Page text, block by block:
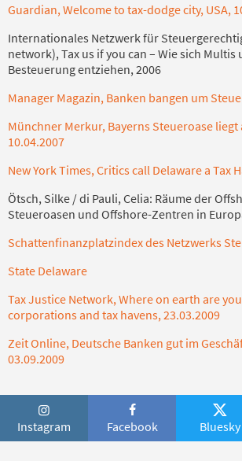
Guardian, Welcome to tax-dodge city, USA,
Internationales Netzwerk für
network), Tax us if you can – Wie sich Multis
Besteuerung entziehen, 2006
Manager Magazin, Banken bangen um
Münchner Merkur, Bayerns Steueroase liegt
10.04.2007
New York Times, Critics call Delaware a Tax
Ötsch, Silke / di Pauli, Celia: Räume der
Steueroasen und Offshore-Zentren in
Schattenfinanzplatzindex des Netzwerks
State Delaware
Tax Justice Network, Where on earth are
corporations and tax havens, 23.03.2009
Zeit Online, Deutsche Banken gut im
03.09.2009
Instagram Facebook Bluesky